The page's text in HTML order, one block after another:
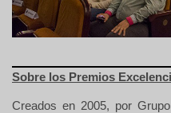
Sobre los Premios
Creados en 2005, por